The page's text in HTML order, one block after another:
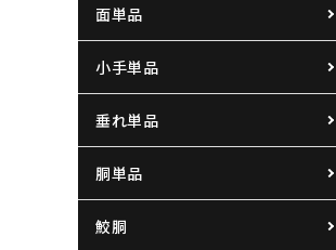
面単品
小手単品
垂れ単品
胴単品
鮫胴